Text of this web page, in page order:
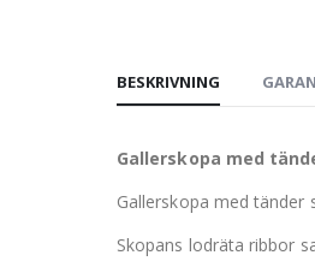
BESKRIVNING
Gallerskopa med
Gallerskopa med
Skopans lodräta ribbor